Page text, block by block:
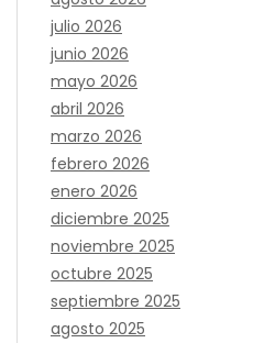
julio 2026
junio 2026
mayo 2026
abril 2026
marzo 2026
febrero 2026
enero 2026
diciembre 2025
noviembre 2025
octubre 2025
septiembre 2025
agosto 2025